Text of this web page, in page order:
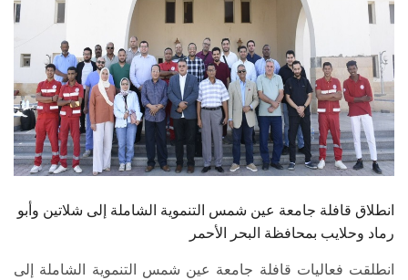
الخريجين
الموظفون
الزائـرون
انطلاق قافلة جامعة عين شمس التنموية الشاملة إلى شلاتين وأبو
رماد وحلايب بمحافظة البحر الأحمر
انطلقت فعاليات قافلة جامعة عين شمس التنموية الشاملة إلى